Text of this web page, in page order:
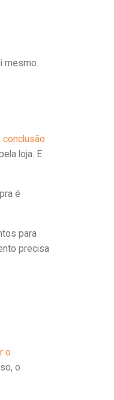
mesmo.
conclusão
loja. E
é
para
precisa
o
o